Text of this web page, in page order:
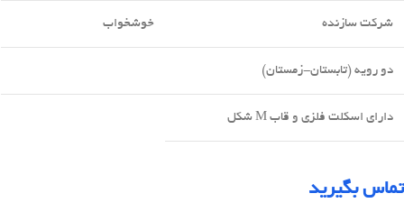
شرکت سازنده خوشخواب
دو رویه (تابستان-زمستان)
دارای اسکلت فلزی و قاب M شکل
تماس بگیرید